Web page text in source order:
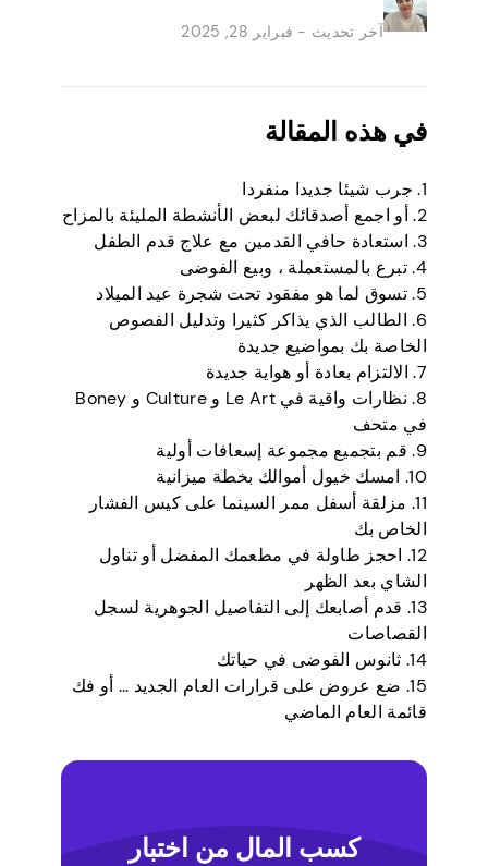
آخر تحديث - فبراير 28, 2025
في هذه المقالة
1. جرب شيئا جديدا منفردا
2. أو اجمع أصدقائك لبعض الأنشطة المليئة بالمزاح
3. استعادة حافي القدمين مع علاج قدم الطفل
4. تبرع بالمستعملة ، وبيع الفوضى
5. تسوق لما هو مفقود تحت شجرة عيد الميلاد
6. الطالب الذي يذاكر كثيرا وتدليل الفصوص
الخاصة بك بمواضيع جديدة
7. الالتزام بعادة أو هواية جديدة
8. نظارات واقية في Le Art و Culture و Boney
في متحف
9. قم بتجميع مجموعة إسعافات أولية
10. امسك خيول أموالك بخطة ميزانية
11. مزلقة أسفل ممر السينما على كيس الفشار
الخاص بك
12. احجز طاولة في مطعمك المفضل أو تناول
الشاي بعد الظهر
13. قدم أصابعك إلى التفاصيل الجوهرية لسجل
القصاصات
14. ثانوس الفوضى في حياتك
15. ضع عروض على قرارات العام الجديد ... أو فك
قائمة العام الماضي
كسب المال من اختبار